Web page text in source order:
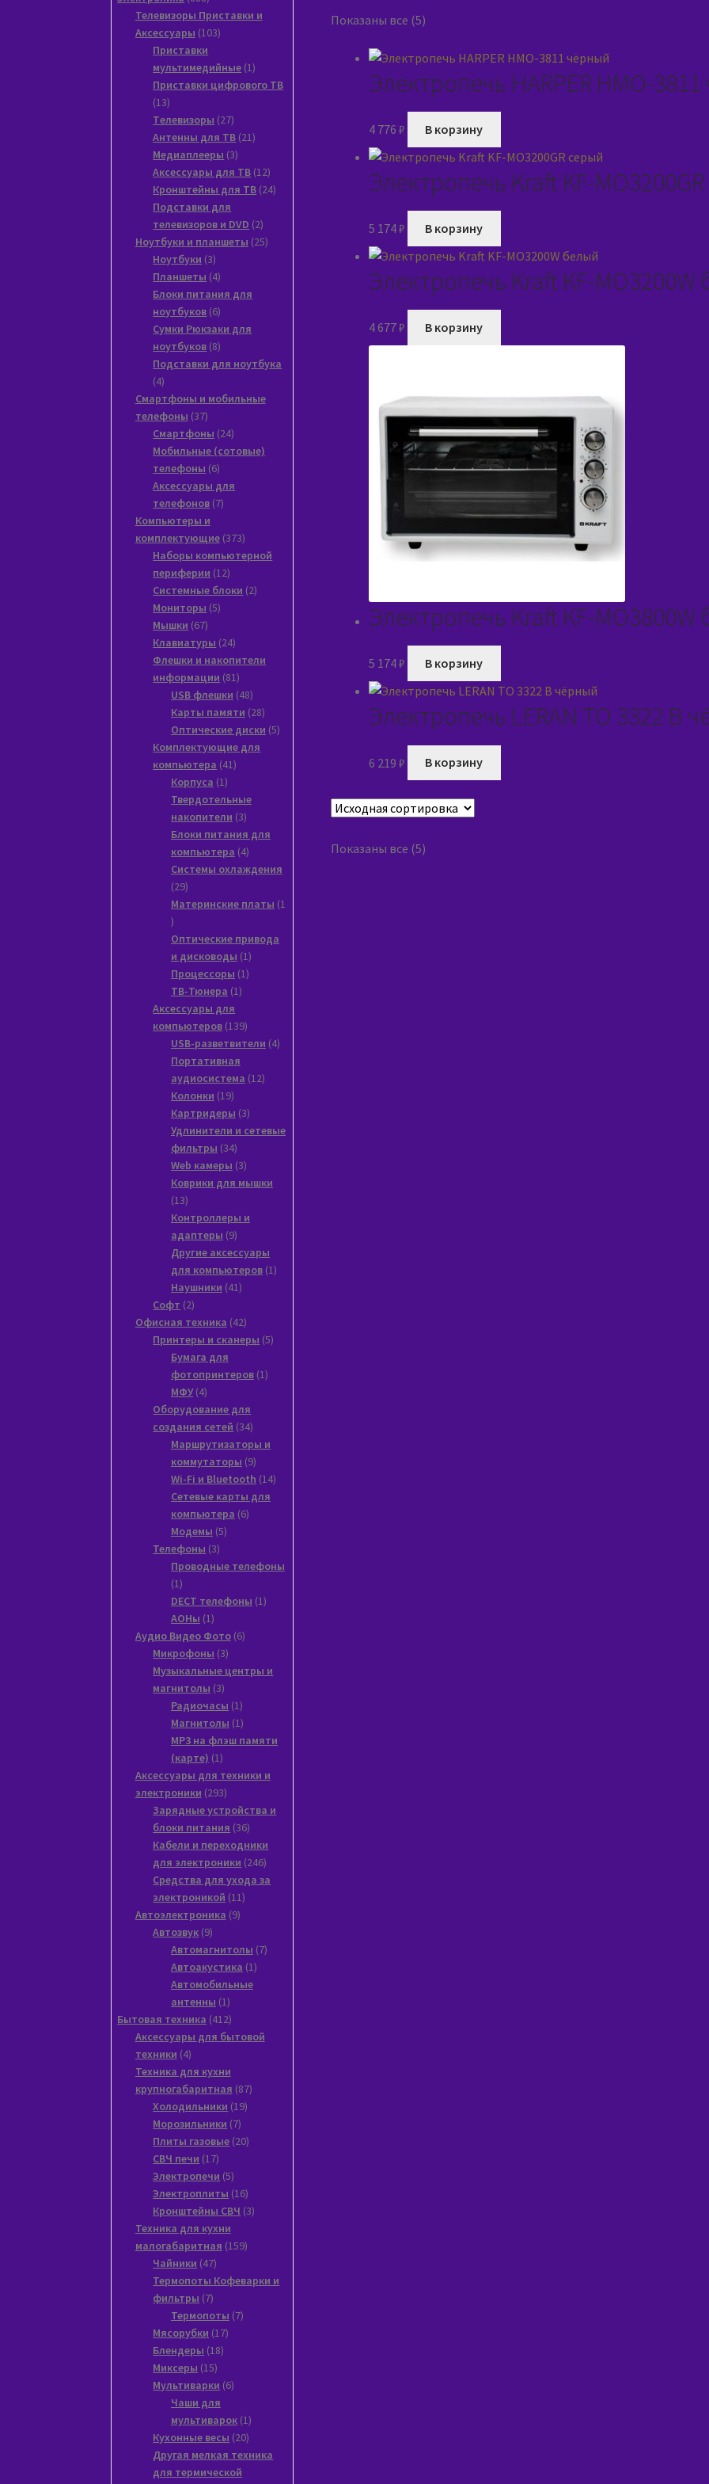
Показаны все (5)
Электропечь HARPER HMO-
4 776 ₽ В корзину
Электропечь Kraft KF-
5 174₽ В корзину
Электропечь Kraft KF-MO3200W
4 677₽ В корзину
Электропечь Kraft KF-MO3800W
5 174₽ В корзину
Электропечь LERAN TO 3322 B
6 219 ₽ В корзину
Показаны все (5)
товаров
Телевизоры Приставки и
Аксессуары 103103
Приставки
мультимедийные 11
товар
Приставки цифрового ТВ
1313
товаров
Tелевизоры 2727
товаров
Антенны для ТВ 2121
Медиаплееры 33
товара
Аксессуары для ТВ 1212
товаров
Кронштейны для ТВ 2424
Подставки для
телевизоров и DVD 22
товара
Ноутбуки и планшеты 2525
Ноутбуки 33
товара
Планшеты 44
товара
Блоки питания для
ноутбуков 66
товаров
Сумки Рюкзаки для
ноутбуков 88
товаров
Подставки для ноутбука
44
товара
Смартфоны и мобильные
телефоны 3737
товаров
Смартфоны 2424
товара
Мобильные (сотовые)
телефоны 66
товаров
Аксессуары для
телефонов 77
Компьютеры и
комплектующие 373373
товара
Наборы компьютерной
периферии 1212
товаров
Системные блоки 22
Мониторы 55
Мышки 6767
товаров
Клавиатуры 2424
товара
Флешки и накопители
информации 8181
товар
USB флешки 4848
товаров
Карты памяти 2828
товаров
Оптические диски 55
Комплектующие для
компьютера 4141
Корпуса 11
товар
Твердотельные
накопители 33
товара
Блоки питания для
компьютера 44
товара
Системы охлаждения
2929
товаров
Материнские платы 1
1
товар
Оптические привода
и дисководы 11
товар
Процессоры 11
ТВ-Тюнера 11
Аксессуары для
компьютеров 139139
товаров
USB-разветвители 44
Портативная
аудиосистема 1212
Колонки 1919
товаров
Картридеры 33
товара
Удлинители и сетевые
фильтры 3434
товара
Web камеры 33
товара
Коврики для мышки
1313
товаров
Контроллеры и
адаптеры 99
товаров
Другие аксессуары
для компьютеров 11
Наушники 4141
Софт 22
товара
Офисная техника 4242
товара
Принтеры и сканеры 55
Бумага для
фотопринтеров 11
МФУ 44
товара
Оборудование для
создания сетей 3434
товара
Маршрутизаторы и
коммутаторы 99
товаров
Wi-Fi и Bluetooth 1414
Сетевые карты для
компьютера 66
Модемы 55
Телефоны 33
товара
Проводные телефоны
11
товар
DECT телефоны 11
АОНы 11
товар
Аудио Видео Фото 66
Микрофоны 33
товара
Музыкальные центры и
магнитолы 33
товара
Радиочасы 11
товар
Магнитолы 11
товар
MP3 на флэш памяти
(карте) 11
товар
Аксессуары для техники и
электроники 293293
товара
Зарядные устройства и
блоки питания 3636
товаров
Кабели и переходники
для электроники 246246
товаров
Средства для ухода за
электроникой 1111
Автоэлектроника 99
Автозвук 99
товаров
Автомагнитолы 77
Автоакустика 11
товар
Автомобильные
антенны 11
товар
Бытовая техника 412412
товаров
Аксессуары для бытовой
техники 44
товара
Техника для кухни
крупногабаритная 8787
Xолодильники 1919
Морозильники 77
товаров
Плиты газовые 2020
СВЧ печи 1717
товаров
Электропечи 55
товаров
Электроплиты 1616
товаров
Кронштейны СВЧ 33
Техника для кухни
малогабаритная 159159
Чайники 4747
товаров
Термопоты Кофеварки и
фильтры 77
товаров
Термопоты 77
Мясорубки 1717
Блендеры 1818
Миксеры 1515
товаров
Мультиварки 66
Чаши для
мультиварок 11
товар
Кухонные весы 2020
товаров
Другая мелкая техника
для термической